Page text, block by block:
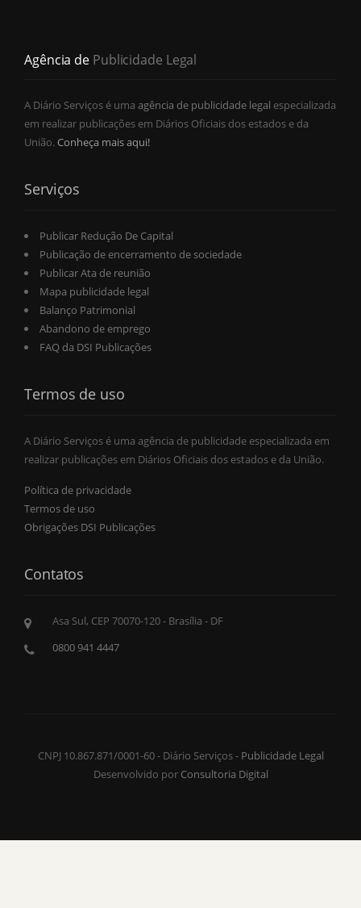
Agência de Publicidade Legal
A Diário Serviços é uma agência de publicidade legal especializada
em realizar publicações em Diários Oficiais dos estados e da
União.Conheça mais aqui!
Serviços
Publicar Redução De Capital
Publicação de encerramento de sociedade
Publicar Ata de reunião
Mapa publicidade legal
Balanço Patrimonial
Abandono de emprego
FAQ da DSI Publicações
Termos de uso
A Diário Serviços é uma agência de publicidade especializada em
realizar publicações em Diários Oficiais dos estados e da União.
Política de privacidade
Termos de uso
Obrigações DSI Publicações
Contatos
Asa Sul, CEP 70070-120 - Brasília - DF
0800 941 4447
CNPJ 10.867.871/0001-60 - Diário Serviços - Publicidade Legal
Desenvolvido por Consultoria Digital